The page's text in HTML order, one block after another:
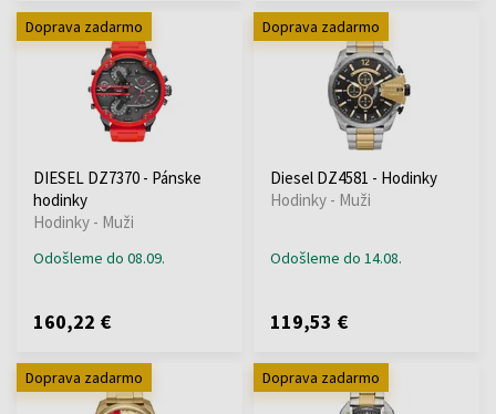
Doprava zadarmo
DIESEL DZ7370 - Pánske
hodinky
Hodinky - Muži
Odošleme do 08.09.
160,22 €
Doprava zadarmo
Diesel DZ4581 - Hodinky
Hodinky - Muži
Odošleme do 14.08.
119,53 €
Doprava zadarmo Doprava zadarmo